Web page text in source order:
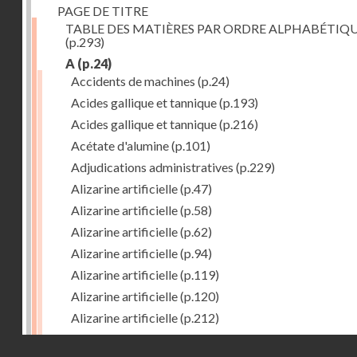
PAGE DE TITRE
TABLE DES MATIÈRES PAR ORDRE
(p.293)
A (p.24)
Accidents de machines (p.24)
Acides gallique et tannique(p.193)
Acides gallique et tannique(p.216)
Acétate d'alumine(p.101)
Adjudications administratives (p.229)
Alizarine artificielle(p.47)
Alizarine artificielle(p.58)
Alizarine artificielle(p.62)
Alizarine artificielle(p.94)
Alizarine artificielle(p.119)
Alizarine artificielle(p.120)
Alizarine artificielle(p.212)
Alizarine artificielle(p.256)